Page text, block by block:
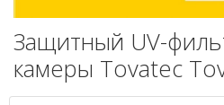
Защитный UV-
камеры Tovatec